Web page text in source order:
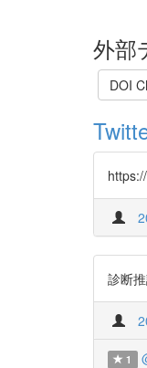
外部
DOI
診断
1